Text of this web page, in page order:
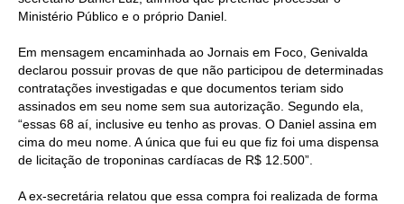
Ministério Público e o próprio Daniel.
Em mensagem encaminhada ao Jornais em Foco, Genivalda
declarou possuir provas de que não participou de determinadas
contratações investigadas e que documentos teriam sido
assinados em seu nome sem sua autorização. Segundo ela,
“essas 68 aí, inclusive eu tenho as provas. O Daniel assina em
cima do meu nome. A única que fui eu que fiz foi uma dispensa
de licitação de troponinas cardíacas de R$ 12.500”.
A ex-secretária relatou que essa compra foi realizada de forma